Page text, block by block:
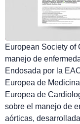
European Society of
manejo de
Endosada por la
Europea de
Europea de
sobre el manejo de
aórticas,